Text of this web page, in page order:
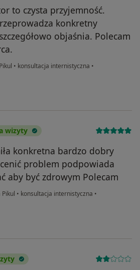
to czysta przyjemność.
konkretny
objaśnia. Polecam
• konsultacja internistyczna •
wizyty
konkretna bardzo dobry
problem podpowiada
aby być zdrowym Polecam
Pikul • konsultacja internistyczna •